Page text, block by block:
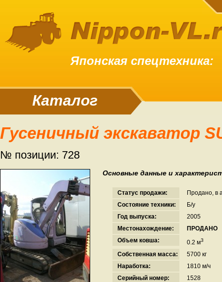
Японская спецтехника:
Каталог
Гусеничный экскаватор
№ позиции: 728
Основные данные и
Статус продажи:
Продано, в
Состояние техники:
Б/у
Год выпуска:
2005
Местонахождение:
ПРОДАНО
Объем ковша:
0.2 м3
Собственная масса:
5700 кг
Наработка:
1810 м/ч
Серийный номер:
1528